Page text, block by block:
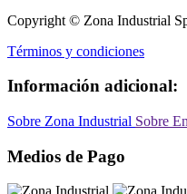
Copyright © Zona Industrial
Términos y condiciones
Información adicional:
Sobre Zona Industrial Sobre
Medios de Pago